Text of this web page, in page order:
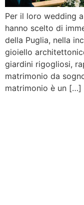
Per il loro wedding
hanno scelto di
della Puglia, nella
gioiello
giardini rigogliosi,
matrimonio da
matrimonio è un […]